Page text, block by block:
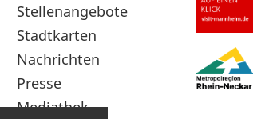
im
Fußbereich
Stellenangebote
Stadtkarten
Nachrichten
Presse
Mediathek